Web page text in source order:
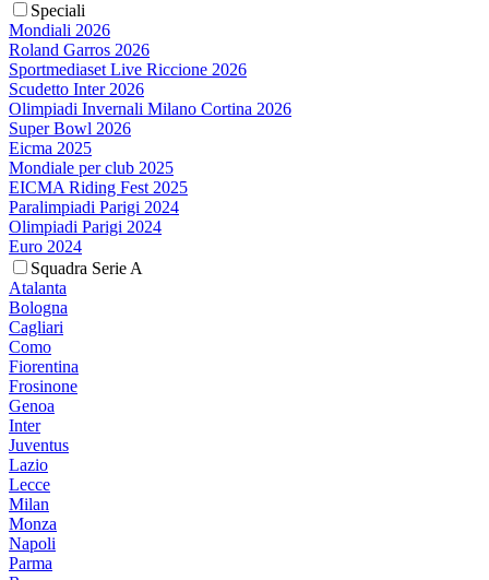
Speciali
Mondiali 2026
Roland Garros 2026
Sportmediaset Live Riccione 2026
Scudetto Inter 2026
Olimpiadi Invernali Milano Cortina 2026
Super Bowl 2026
Eicma 2025
Mondiale per club 2025
EICMA Riding Fest 2025
Paralimpiadi Parigi 2024
Olimpiadi Parigi 2024
Euro 2024
Squadra Serie A
Atalanta
Bologna
Cagliari
Como
Fiorentina
Frosinone
Genoa
Inter
Juventus
Lazio
Lecce
Milan
Monza
Napoli
Parma